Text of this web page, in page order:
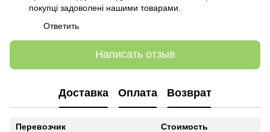
покупці задоволені нашими товарами.
Ответить
Написать отзыв
Доставка Оплата Возврат
Перевозчик Стоимость